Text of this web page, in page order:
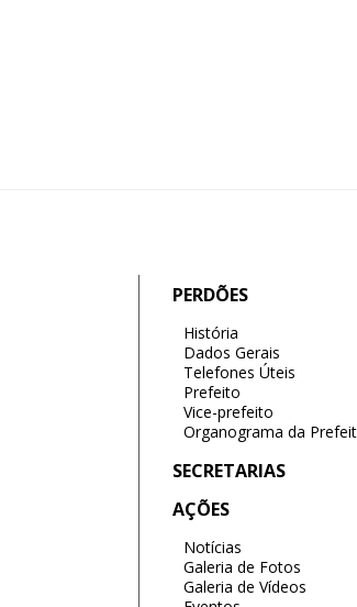
PERDÕES
História
Dados Gerais
Telefones Úteis
Prefeito
Vice-prefeito
Organograma da
SECRETARIAS
AÇÕES
Notícias
Galeria de Fotos
Galeria de Vídeos